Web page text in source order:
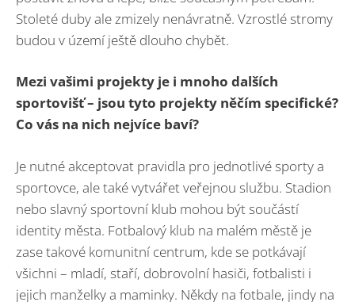
Stoleté duby ale zmizely nenávratně. Vzrostlé stromy
budou v území ještě dlouho chybět.
Mezi vašimi projekty je i mnoho dalších
sportovišť – jsou tyto projekty něčím specifické?
Co vás na nich nejvíce baví?
Je nutné akceptovat pravidla pro jednotlivé sporty a
sportovce, ale také vytvářet veřejnou službu. Stadion
nebo slavný sportovní klub mohou být součástí
identity města. Fotbalový klub na malém městě je
zase takové komunitní centrum, kde se potkávají
všichni – mladí, staří, dobrovolní hasiči, fotbalisti i
jejich manželky a maminky. Někdy na fotbale, jindy na